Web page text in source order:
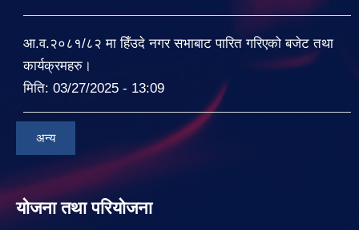
आ.व.२०८१/८२ मा हिँउदे नगर सभाबाट पारित गरिएको बजेट तथा
कार्यक्रमहरु।
मिति: 03/27/2025 - 13:09
अन्य
योजना तथा परियोजना